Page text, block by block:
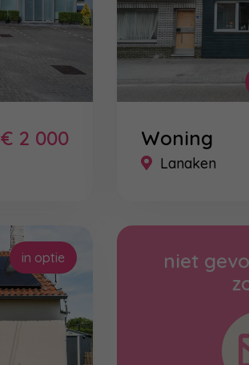
€ 2 000
Lanaken
Woning
in optie
niet